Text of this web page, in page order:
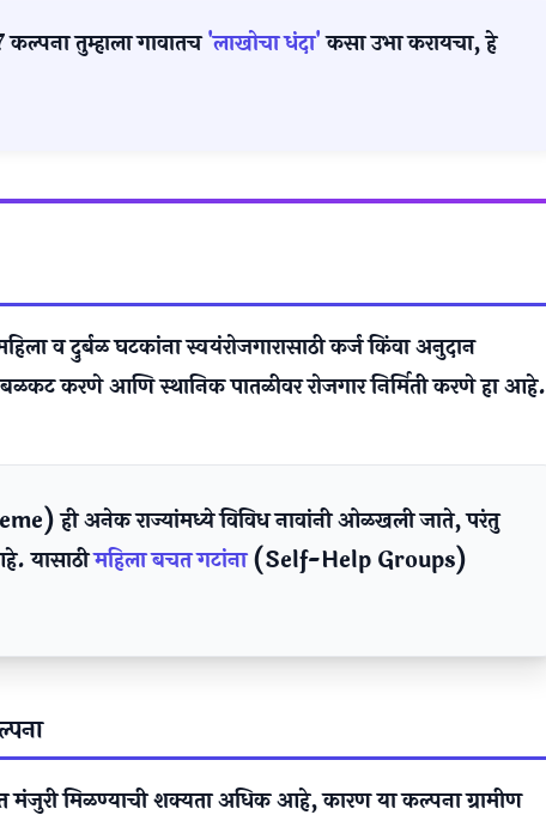
तुम्हाला गावातच'लाखोचा धंदा'कसा उभा करायचा, हे
व दुर्बळ घटकांना स्वयंरोजगारासाठी कर्ज किंवा अनुदान
करणे आणि स्थानिक पातळीवर रोजगार निर्मिती करणे हा आहे.
ही अनेक राज्यांमध्ये विविध नावांनी ओळखली जाते, परंतु
यासाठीमहिला बचत गटांना(Self-Help Groups)
मंजुरी मिळण्याची शक्यता अधिक आहे, कारण या कल्पना ग्रामीण